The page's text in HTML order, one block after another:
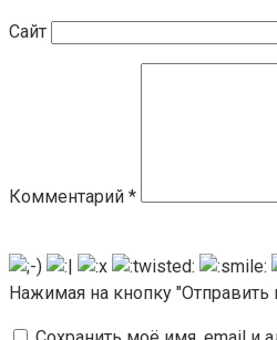
Сайт
Комментарий *
Нажимая на кнопку